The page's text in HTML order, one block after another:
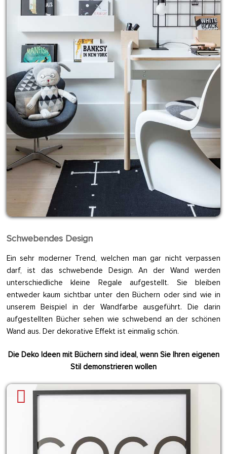
Schwebendes Design
Ein sehr moderner Trend, welchen man gar nicht verpassen
darf, ist das schwebende Design. An der Wand werden
unterschiedliche kleine Regale aufgestellt. Sie bleiben
entweder kaum sichtbar unter den Büchern oder sind wie in
unserem Beispiel in der Wandfarbe ausgeführt. Die darin
aufgestellten Bücher sehen wie schwebend an der schönen
Wand aus. Der dekorative Effekt ist einmalig schön.
Die Deko Ideen mit Büchern sind ideal, wenn Sie Ihren eigenen
Stil demonstrieren wollen